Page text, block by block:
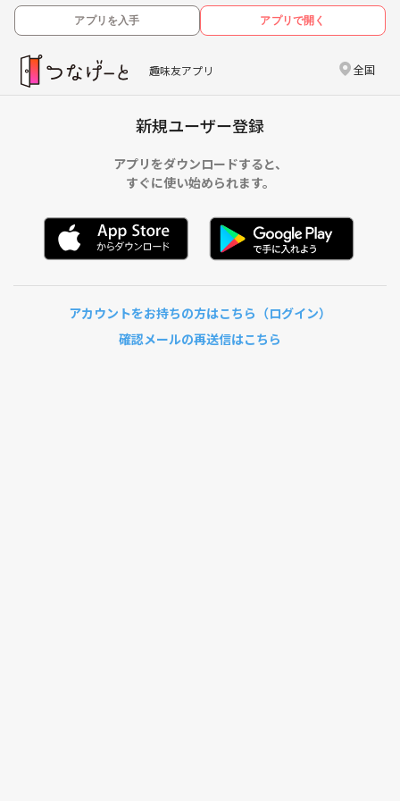
アプリを入手 アプリで開く
趣味友アプリ 全国
新規ユーザー登録
アプリをダウンロードすると、
すぐに使い始められます。
アカウントをお持ちの方はこちら（ログイン）
確認メールの再送信はこちら